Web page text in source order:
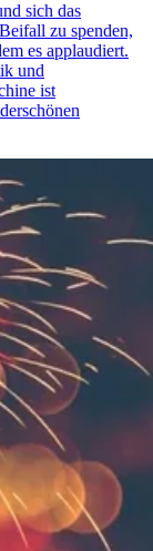
sich das
zu spenden,
es applaudiert.
und
ist